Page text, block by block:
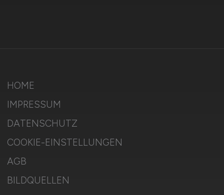
HOME
IMPRESSUM
DATENSCHUTZ
COOKIE-EINSTELLUNGEN
AGB
BILDQUELLEN